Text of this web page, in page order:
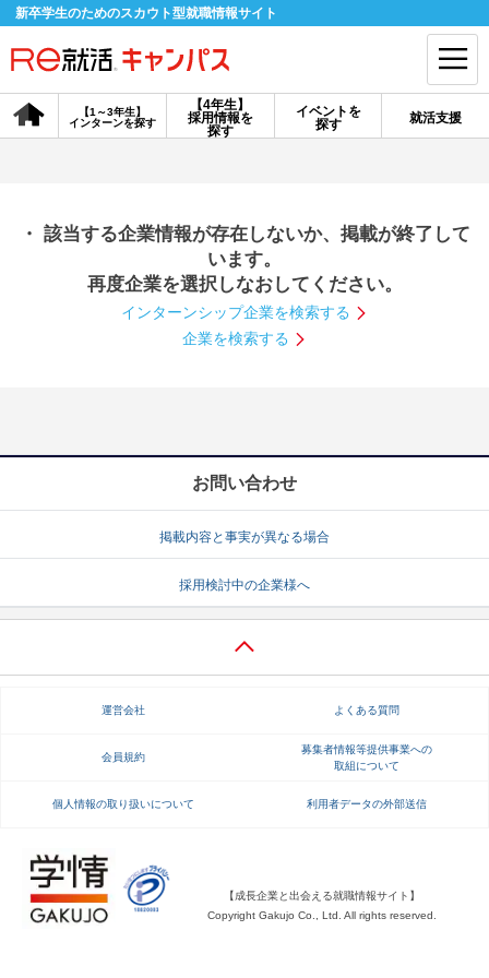
新卒学生のためのスカウト型就職情報サイト
【4年生】
採用情報を
探す
【1～3年生】
インターンを探す
イベントを
探す
就活支援
会員登録 ログイン
探す
【4年生】
説明会を探す
インターンを探す
就活ノウハウ・サポート
就活支援
就活ノウハウが満載！ お役立ち記事・相談室など
適職診断 就活チャンネル
・ 該当する企業情報が存在しないか、掲載が終了して
います。
再度企業を選択しなおしてください。
インターンシップ企業を検索する
企業を検索する
お問い合わせ
掲載内容と事実が異なる場合
採用検討中の企業様へ
運営会社 よくある質問
会員規約
募集者情報等提供事業への
取組について
個人情報の取り扱いについて 利用者データの外部送信
【成長企業と出会える就職情報サイト】
Copyright Gakujo Co., Ltd. All rights reserved.